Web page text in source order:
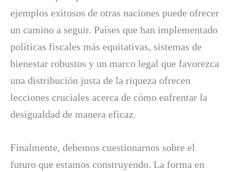
ejemplos exitosos de otras naciones puede ofrecer
un camino a seguir. Países que han implementado
políticas fiscales más equitativas, sistemas de
bienestar robustos y un marco legal que favorezca
una distribución justa de la riqueza ofrecen
lecciones cruciales acerca de cómo enfrentar la
desigualdad de manera eficaz.
Finalmente, debemos cuestionarnos sobre el
futuro que estamos construyendo. La forma en